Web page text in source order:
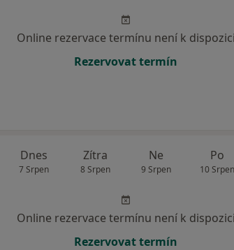
Online rezervace termínu není k dispozici
Rezervovat termín
Dnes
7 Srpen
Zítra
8 Srpen
Ne
9 Srpen
Po
10 Srpen
Online rezervace termínu není k dispozici
Rezervovat termín